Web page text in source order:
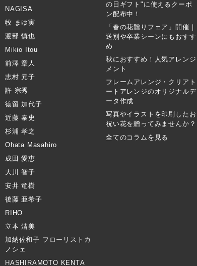
NAGISA
牧 まゆ実
渡部 慎也
Mikio Itou
前澤 章人
志村 元子
許 宗秀
徳留 加代子
近藤 泰史
杉浦 孝之
Ohata Masahiro
成田 愛恵
大川 智子
安井 竜樹
後藤 亜希子
RIHO
立本 清美
加納佐和子 フローリストカ
ノシェ
HASHIRAMOTO KENTA
の日ギフト"に使えるクーポ
ン配布中！
「春の花贈りフェア」開催｜
送別や卒業シーンにもおすす
め
秋におすすめ！人気アレンジ
メント
フレームアレンジ・クリアト
ートアレンジのオリジナルデ
ータ作成
写真やイラストを印刷したお
祝い花を贈ってみませんか？
全てのコラムを見る